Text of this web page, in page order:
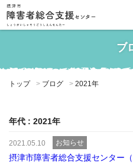
ブ
トップ ブログ 2021年
年代 : 2021年
2021.05.10 お知らせ
摂津市障害者総合支援センター